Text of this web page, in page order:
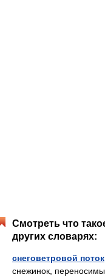
Смотреть что
других словарях:
снеговетровой поток
снежинок,